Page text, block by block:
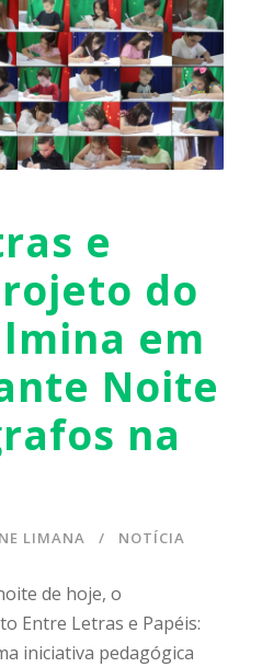
e
do
em
Noite
na
LIMANA NOTÍCIA
de hoje, o
Entre Letras e Papéis:
iniciativa pedagógica